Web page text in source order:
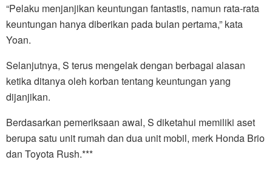
“Pelaku menjanjikan keuntungan fantastis, namun rata-rata
keuntungan hanya diberikan pada bulan pertama,” kata
Yoan.
Selanjutnya, S terus mengelak dengan berbagai alasan
ketika ditanya oleh korban tentang keuntungan yang
dijanjikan.
Berdasarkan pemeriksaan awal, S diketahui memiliki aset
berupa satu unit rumah dan dua unit mobil, merk Honda Brio
dan Toyota Rush.***